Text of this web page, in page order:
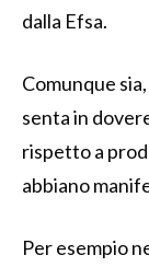
dalla Efsa.
Comunque
senta in
rispetto a
abbiano
Per esempio